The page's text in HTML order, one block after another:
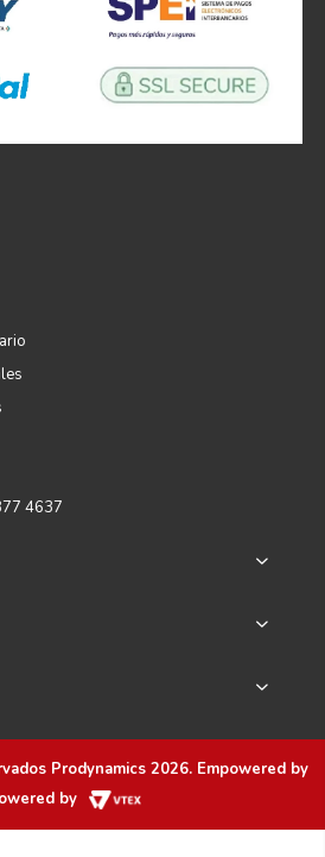
4637
+
+
+
Prodynamics 2026. Empowered by
by